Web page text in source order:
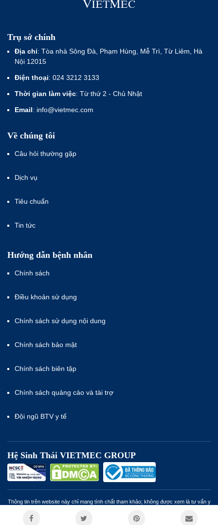
Trụ sở chính
Địa chỉ: Tòa nhà Sông Đà, Phạm Hùng, Mễ Trì, Từ Liêm, Hà
Nội 12015
Điện thoại: 024 3212 3133
Thời gian làm việc: Từ thứ 2 - Chủ Nhật
Email: info@vietmec.com
Về chúng tôi
Câu hỏi thường gặp
Dịch vụ
Tiêu chuẩn
Tin tức
Hướng dẫn bệnh nhân
Chính sách
Điều khoản sử dụng
Chính sách sử dụng nội dung
Chính sách bảo mật
Chính sách biên tập
Chính sách quảng cáo và tài trợ
Đội ngũ BTV y tế
Hệ Sinh Thái VIETMEC GROUP
Thông tin trên website này chỉ mang tính chất tham khảo; không được xem là tư vấn y
viên y tế. Miễn trừ trách nhiệm